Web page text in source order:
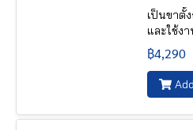
เป็นขาตั้
และใช้ง
สามารถ
ขาตั้งปรั
สะดวกใ
เรียบหรื
฿4,290